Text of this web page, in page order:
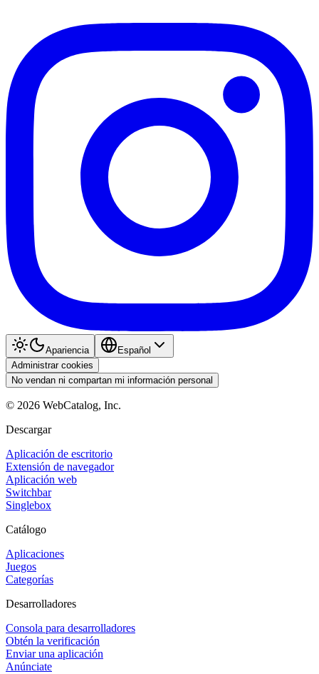
Apariencia
Español
Administrar cookies
No vendan ni compartan mi información personal
© 2026 WebCatalog, Inc.
Descargar
Aplicación de escritorio
Extensión de navegador
Aplicación web
Switchbar
Singlebox
Catálogo
Aplicaciones
Juegos
Categorías
Desarrolladores
Consola para desarrolladores
Obtén la verificación
Enviar una aplicación
Anúnciate